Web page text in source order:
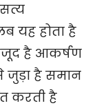
यह होता है
है आकर्षण
है समान
करती है